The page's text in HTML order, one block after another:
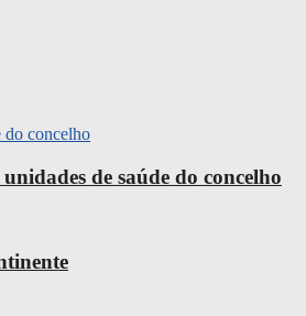
de saúde do concelho